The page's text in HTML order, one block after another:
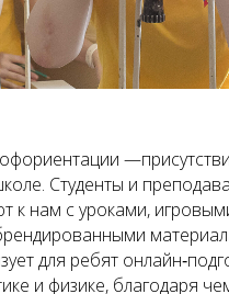
Студенты и
к нам с уроками,
для ребят
и физике, благодаря